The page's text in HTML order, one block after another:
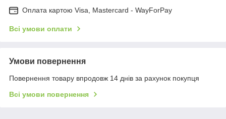
Оплата картою Visa, Mastercard - WayForPay
Всі умови оплати
Умови повернення
Повернення товару впродовж 14 днів за рахунок покупця
Всі умови повернення